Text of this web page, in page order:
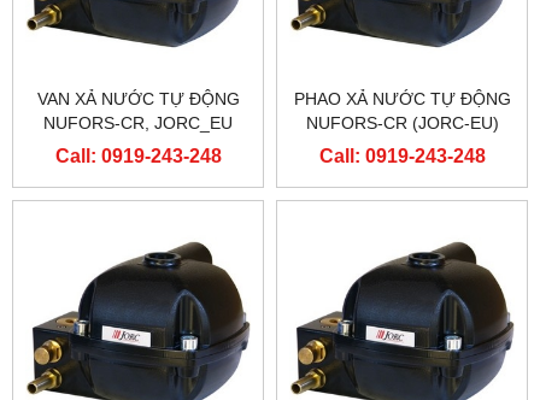
VAN XẢ NƯỚC TỰ ĐỘNG
NUFORS-CR, JORC_EU
Call: 0919-243-248
PHAO XẢ NƯỚC TỰ ĐỘNG
NUFORS-CR (JORC-EU)
Call: 0919-243-248